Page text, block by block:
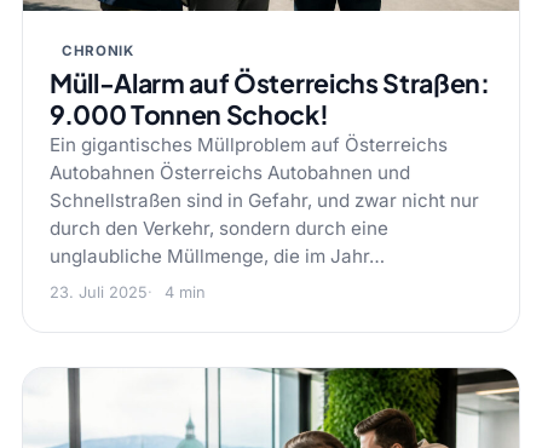
CHRONIK
Müll-Alarm auf Österreichs Straßen:
9.000 Tonnen Schock!
Ein gigantisches Müllproblem auf Österreichs
Autobahnen Österreichs Autobahnen und
Schnellstraßen sind in Gefahr, und zwar nicht nur
durch den Verkehr, sondern durch eine
unglaubliche Müllmenge, die im Jahr…
23. Juli 2025 4 min